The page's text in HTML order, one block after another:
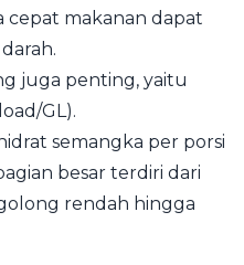
cepat makanan dapat
juga penting, yaitu
GL).
semangka per porsi
besar terdiri dari
rendah hingga